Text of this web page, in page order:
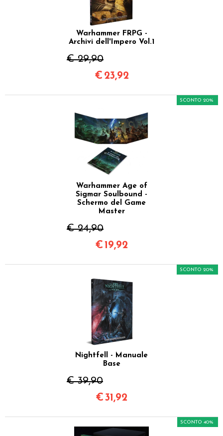
Warhammer FRPG -
Archivi dell'Impero Vol.1
€ 29,90
€ 23,92
Warhammer Age of
Sigmar Soulbound -
Schermo del Game
Master
€ 24,90
SCONTO 20%
€ 19,92
Nightfell - Manuale
Base
€ 39,90
SCONTO 20%
€31,92
SCONTO 40%